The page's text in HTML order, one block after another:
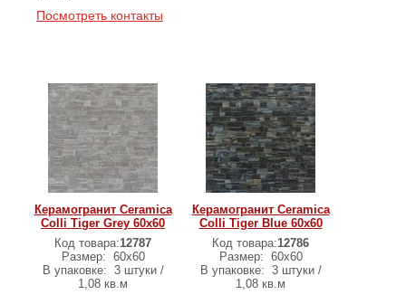
Посмотреть контакты
Керамогранит Ceramica
Colli Tiger Grey 60х60
Код товара:12787
Размер: 60х60
В упаковке: 3 штуки /
1,08 кв.м
Керамогранит Ceramica
Colli Tiger Blue 60х60
Код товара:12786
Размер: 60х60
В упаковке: 3 штуки /
1,08 кв.м